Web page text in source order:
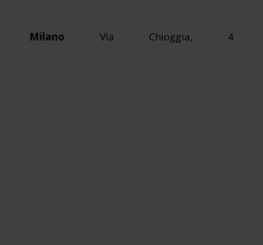
Milano Via Chioggia, 4